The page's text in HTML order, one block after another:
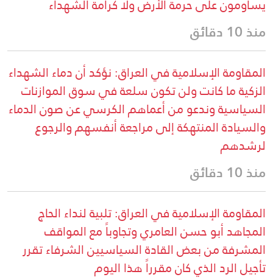
يساومون على حرمة الأرض ولا كرامة الشهداء
منذ 10 دقائق
المقاومة الإسلامية في العراق: نؤكد أن دماء الشهداء
الزكية ما كانت ولن تكون سلعة في سوق الموازنات
السياسية وندعو من أعماهم الكرسي عن صون الدماء
والسيادة المنتهكة إلى مراجعة أنفسهم والرجوع
لرشدهم
منذ 10 دقائق
المقاومة الإسلامية في العراق: تلبية لنداء الحاج
المجاهد أبو حسن العامري وتجاوباً مع المواقف
المشرفة من بعض القادة السياسيين الشرفاء تقرر
تأجيل الرد الذي كان مقرراً هذا اليوم